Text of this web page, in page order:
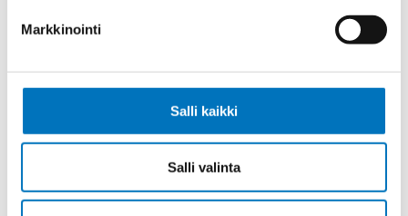
Markkinointi
Salli kaikki
Salli valinta
+358 9 2252 260
myynti@kaapelicenter.fi